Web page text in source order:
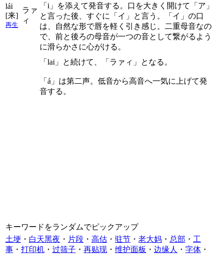
lái
[来]
再生
ラァ
ィ
「i」を添えて発音する。口を大きく開けて「ア」
と言った後、すぐに「イ」と言う。「イ」の口
は、自然な形で唇を軽く引き感じ。二重母音なの
で、前と後ろの母音が一つの音として繋がるよう
に滑らかさに心がける。
「lai」と続けて、「ラァィ」となる。
「á」は第二声。低音から高音へ一気に上げて発
音する。
キーワードをランダムでピックアップ
土埂 ・ 白天黑夜 ・ 片段 ・ 高估 ・ 驻节 ・ 老大妈 ・ 总部 ・ 工
事 ・ 打印机 ・ 过筛子 ・ 再贴现 ・ 维护面板 ・ 边缘人 ・ 字体 ・